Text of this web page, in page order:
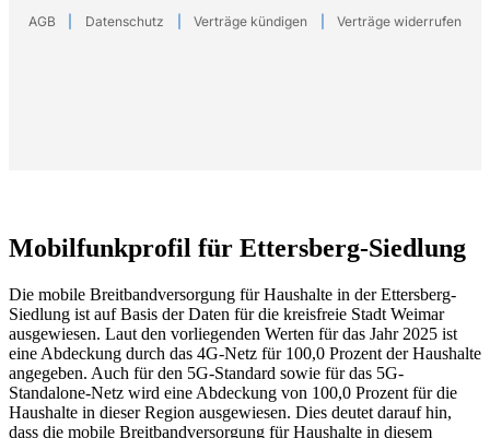
Mobilfunkprofil für Ettersberg-Siedlung
Die mobile Breitbandversorgung für Haushalte in der Ettersberg-
Siedlung ist auf Basis der Daten für die kreisfreie Stadt Weimar
ausgewiesen. Laut den vorliegenden Werten für das Jahr 2025 ist
eine Abdeckung durch das 4G-Netz für 100,0 Prozent der Haushalte
angegeben. Auch für den 5G-Standard sowie für das 5G-
Standalone-Netz wird eine Abdeckung von 100,0 Prozent für die
Haushalte in dieser Region ausgewiesen. Dies deutet darauf hin,
dass die mobile Breitbandversorgung für Haushalte in diesem